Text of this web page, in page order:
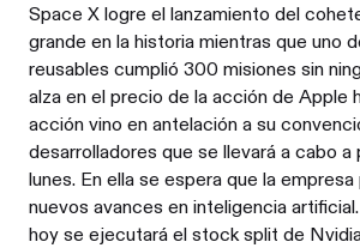
Space X logre el lanzamiento del
grande en la historia mientras que uno
reusables cumplió 300 misiones sin
alza en el precio de la acción de Apple
acción vino en antelación a su
desarrolladores que se llevará a cabo a
lunes. En ella se espera que la
nuevos avances en inteligencia
hoy se ejecutará el stock split de